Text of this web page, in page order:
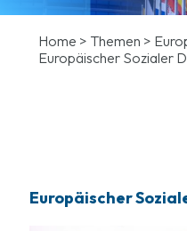
Home > Themen >
Europäischer Sozialer
Europäischer